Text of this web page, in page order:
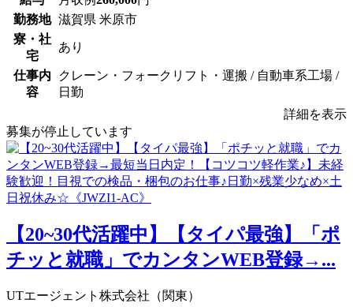
勤務地 滋賀県 米原市
寮・社
宅
あり
仕事内
容
クレーン・フォークリフト・運搬 / 自動車系工場 /
日勤
詳細を表示
募集が停止しています
【20~30代活躍中】【タイパ最強】「ポ
チッと就職」でカンタンWEB登録→...
UTエージェント株式会社（関東）